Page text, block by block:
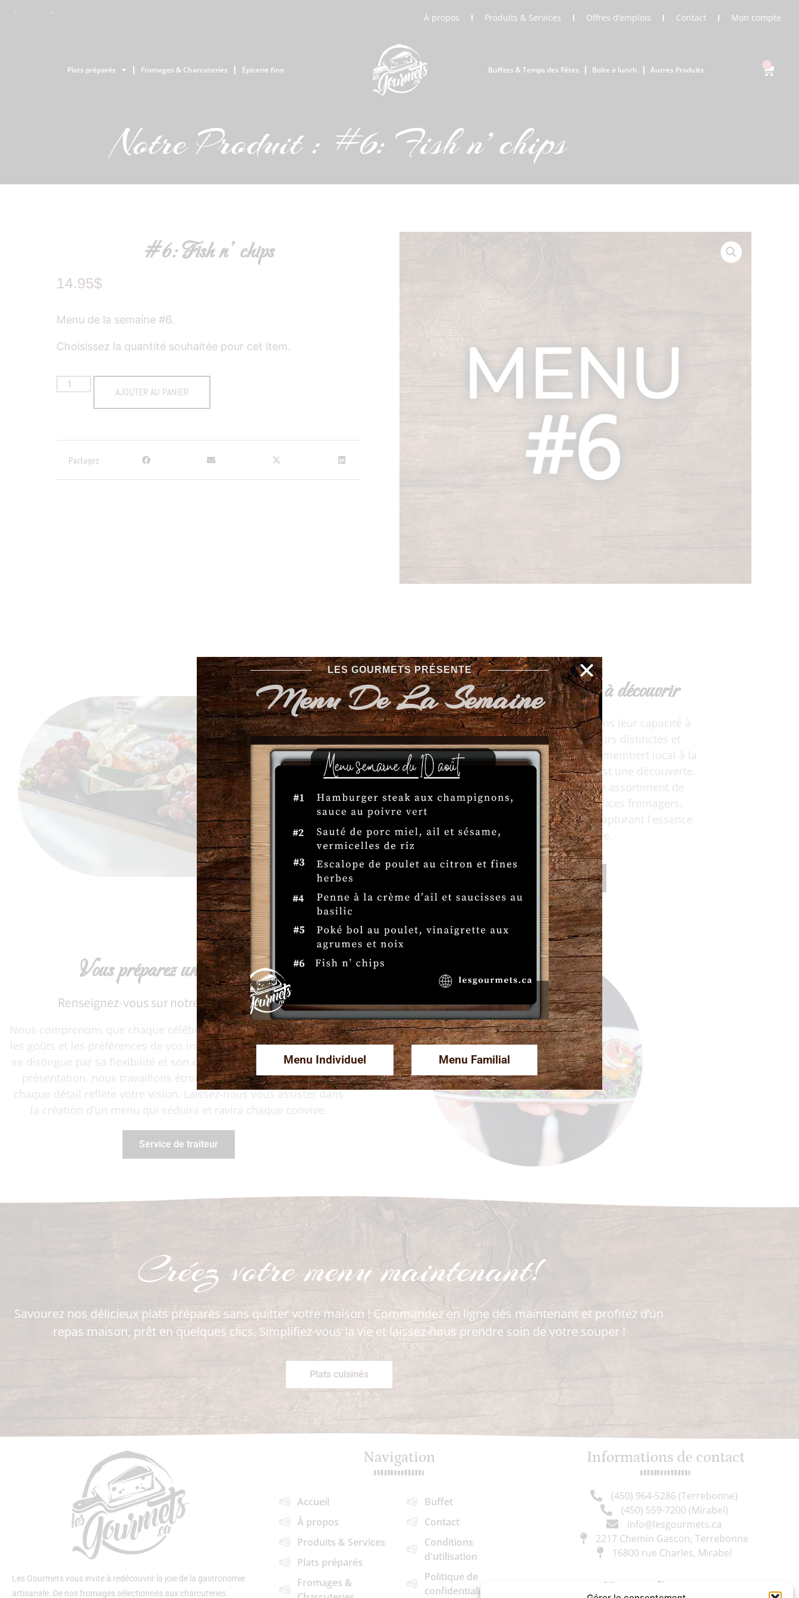
À propos Produits & Services Offres d’emplois Contact Mon compte
Plats préparés Fromages & Charcuteries Épicerie fine Buffets & Temps des Fêtes Boîte à lunch Autres Produits
0
Notre Produit : #6: Fish n’ chips
#6: Fish n’ chips
14.95$
Menu de la semaine #6.
Choisissez la quantité souhaitée pour cet item.
AJOUTER AU PANIER
Partagez
Des fromages d'ici et d'ailleurs à découvrir
La magie des fromages du Québec réside dans leur capacité à
transporter vos papilles à travers des saveurs distinctes et
inoubliables. De la douceur crémeuse d’un camembert local à la
puissance d’un bleu affiné, chaque fromage est une découverte.
Mais notre passion ne s’arrête pas là : notre assortiment de
charcuteries complète parfaitement ces délices fromagers.
Ensemble, ils forment un duo harmonieux, capturant l’essence
même de notre belle province.
Fromages & Charcuteries
Vous préparez un événement?
Renseignez-vous sur notre service de traiteur.
Nous comprenons que chaque célébration est unique, tout comme
les goûts et les préférences de vos invités. Notre service de traiteur
se distingue par sa flexibilité et son écoute. Du choix des plats à la
présentation, nous travaillons étroitement avec vous pour que
chaque détail reflète votre vision. Laissez-nous vous assister dans
la création d’un menu qui séduira et ravira chaque convive.
Service de traiteur
Créez votre menu maintenant!
Savourez nos délicieux plats préparés sans quitter votre maison ! Commandez en ligne dès maintenant et profitez d’un
repas maison, prêt en quelques clics. Simplifiez-vous la vie et laissez-nous prendre soin de votre souper !
Plats cuisinés
Les Gourmets vous invite à redécouvrir la joie de la gastronomie
artisanale. De nos fromages sélectionnés aux charcuteries
Navigation
Accueil
À propos
Produits & Services
Plats préparés
Fromages &
Buffet
Contact
Conditions
d'utilisation
Politique de
confidentialité
Informations de contact
(450) 964-5286 (Terrebonne)
(450) 559-7200 (Mirabel)
info@lesgourmets.ca
2217 Chemin Gascon, Terrebonne
16800 rue Charles, Mirabel
Heures d'ouverture
LES GOURMETS PRÉSENTE
Menu De La Semaine
Menu Individuel Menu Familial